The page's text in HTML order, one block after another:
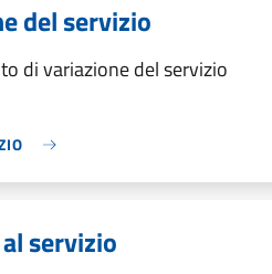
del servizio
di variazione del servizio
servizio